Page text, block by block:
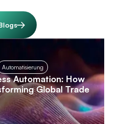
Automatisierung
Automation: How
Global Trade